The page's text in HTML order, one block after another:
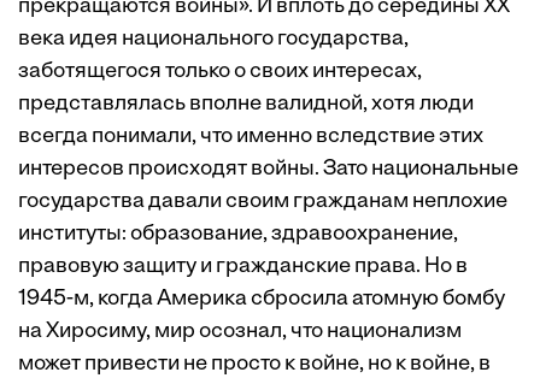
прекращаются войны». И вплоть до середины XX
века идея национального государства,
заботящегося только о своих интересах,
представлялась вполне валидной, хотя люди
всегда понимали, что именно вследствие этих
интересов происходят войны. Зато национальные
государства давали своим гражданам неплохие
институты: образование, здравоохранение,
правовую защиту и гражданские права. Но в
1945-м, когда Америка сбросила атомную бомбу
на Хиросиму, мир осознал, что национализм
может привести не просто к войне, но к войне, в